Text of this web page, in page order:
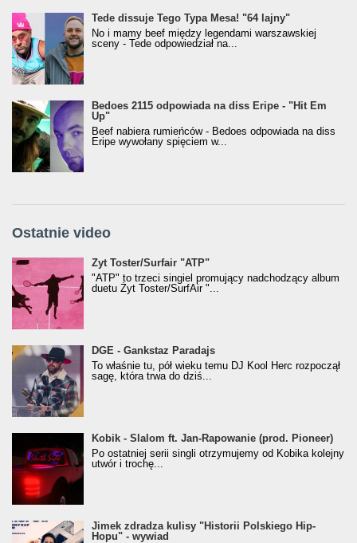
Tede dissuje Tego Typa Mesa! "64 lajny"
No i mamy beef między legendami warszawskiej
sceny - Tede odpowiedział na...
Bedoes 2115 odpowiada na diss Eripe - "Hit Em
Up"
Beef nabiera rumieńców - Bedoes odpowiada na diss
Eripe wywołany spięciem w...
Ostatnie video
Żyt Toster/SurfAir - ATP VIDEO
Żyt Toster/Surfair "ATP"
"ATP" to trzeci singiel promujący nadchodzący album
duetu Żyt Toster/SurfAir "...
donGURALesko z nagrodą za
Klasyczny/Trueschoolowy Album Roku
(Popkillery 2023)
DGE - Gankstaz Paradajs
To właśnie tu, pół wieku temu DJ Kool Herc rozpoczął
sagę, która trwa do dziś...
Kobik - Slalom ft. Jan-Rapowanie (prod. Pioneer)
[Official Music Visualiser]
Kobik - Slalom ft. Jan-Rapowanie (prod. Pioneer)
Po ostatniej serii singli otrzymujemy od Kobika kolejny
utwór i trochę...
Jimek zdradza kulisy "Historii Polskiego Hip-
Hopu" - wywiad
Jimek zdradza kulisy "Historii Polskiego Hip-
Hopu" - wywiad